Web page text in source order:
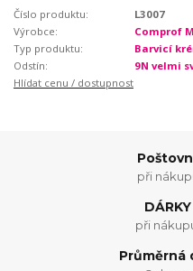
Číslo produktu:
L3007
Výrobce:
Comprof
Typ produktu:
Barvicí
Odstín:
9N velmi
Hlídat cenu / dostupnost
při
při
Průměrná